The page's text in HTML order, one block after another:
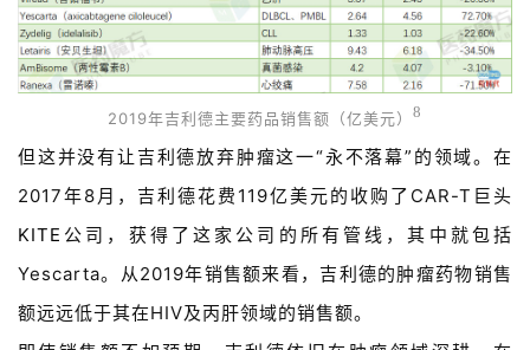
2019年吉利德主要药品销售额 （亿美元） 8
但这并没有让吉利德放弃肿瘤这一“永不落幕”的领域。在
2017年8月，吉利德花费119亿美元的收购了CAR-T巨头
KITE 公司，获得了这家公司的所有管线，其中就包括
Yescarta。从2019年销售额来看，吉利德的肿瘤药物销售
额远远低于其在HIV及丙肝领域的销售额。